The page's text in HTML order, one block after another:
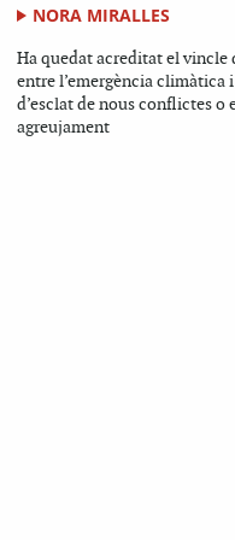
NORA MIRALLES
Ha quedat acreditat el vincle
entre l’emergència climàtica
d’esclat de nous conflictes o
agreujament